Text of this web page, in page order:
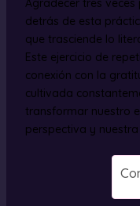
Agradecer tres
detrás de esta
que trasciende lo
Este ejercicio de
conexión con la
cultivada
transformar nuestro
perspectiva y